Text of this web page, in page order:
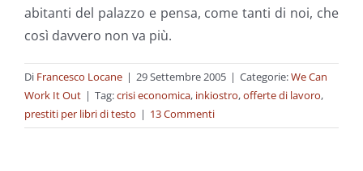
abitanti del palazzo e pensa, come tanti di noi, che
così davvero non va più.
Di Francesco Locane | 29 Settembre 2005 | Categorie:We Can
Work It Out | Tag:crisi economica, inkiostro,offerte di lavoro,
prestiti per libri di testo | 13 Commenti